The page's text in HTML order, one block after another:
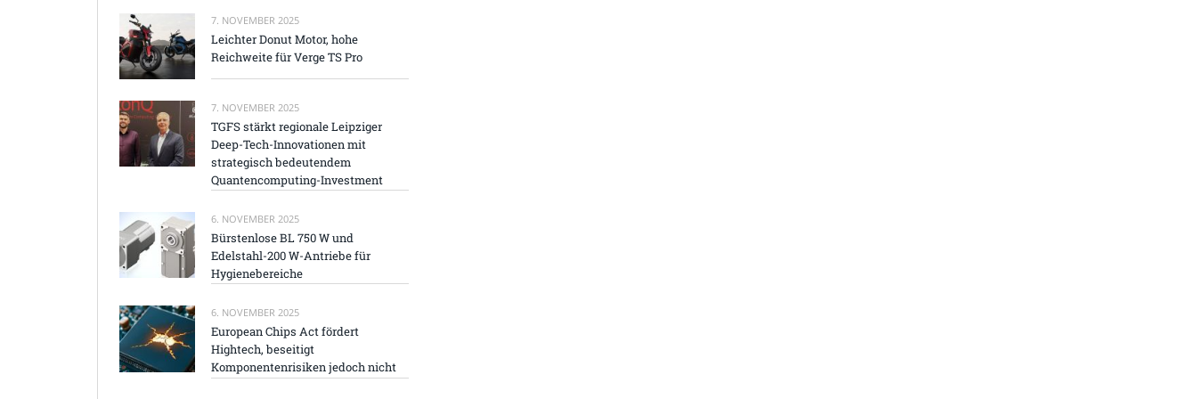
7. NOVEMBER 2025
Leichter Donut Motor, hohe
Reichweite für Verge TS Pro
7. NOVEMBER 2025
TGFS stärkt regionale Leipziger
Deep-Tech-Innovationen mit
strategisch bedeutendem
Quantencomputing-Investment
6. NOVEMBER 2025
Bürstenlose BL 750 W und
Edelstahl-200 W-Antriebe für
Hygienebereiche
6. NOVEMBER 2025
European Chips Act fördert
Hightech, beseitigt
Komponentenrisiken jedoch nicht